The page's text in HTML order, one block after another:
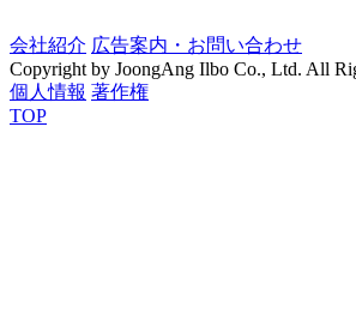
会社紹介 広告案内・お問い合わせ
Copyright by JoongAng Ilbo Co., Ltd. All
個人情報 著作権
TOP